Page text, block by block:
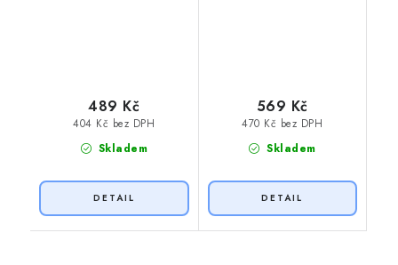
Skladem
404 Kč bez DPH
489 Kč
Skladem
470 Kč bez DPH
569 Kč